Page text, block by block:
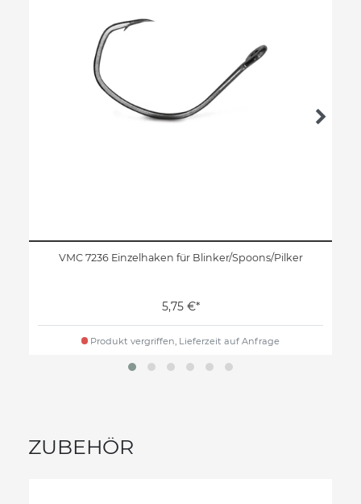
VMC 7236 Einzelhaken für Blinker/Spoons/Pilker
5,75 €*
Produkt vergriffen, Lieferzeit auf Anfrage
ZUBEHÖR